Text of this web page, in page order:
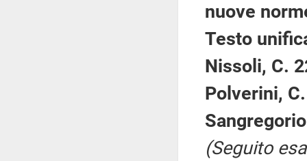
nuove
Testo
Nissoli, C.
Polverini,
(Seguito